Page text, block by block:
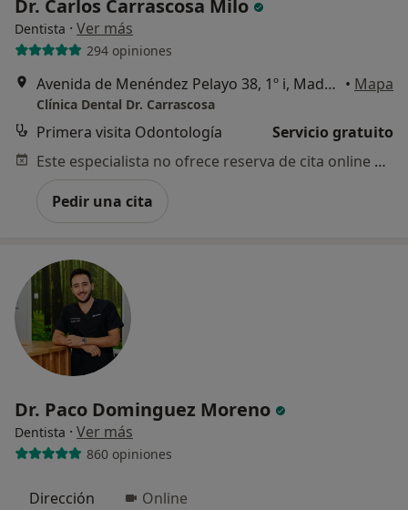
Dr. Carlos Carrascosa Milo
Dentista · Ver más
294 opiniones
Avenida de Menéndez Pelayo 38, 1º i, Madrid • Mapa
Clínica Dental Dr. Carrascosa
Primera visita Odontología
Servicio gratuito
Este especialista no ofrece reserva de cita online en esta dirección.
Pedir una cita
Dr. Paco Dominguez Moreno
Dentista · Ver más
860 opiniones
Dirección Online